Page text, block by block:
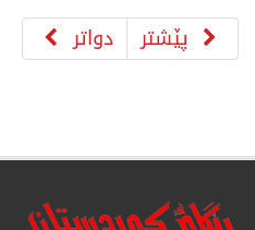
پێشتر
دواتر